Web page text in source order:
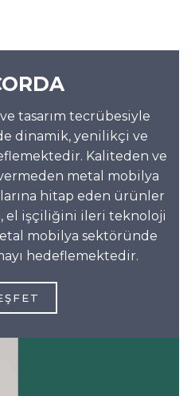
ve tasarım tecrübesiyle
dinamik, yenilikçi ve
Kaliteden ve
metal mobilya
hitap eden ürünler
el işçiliğini ileri teknoloji
mobilya sektöründe
hedeflemektedir.